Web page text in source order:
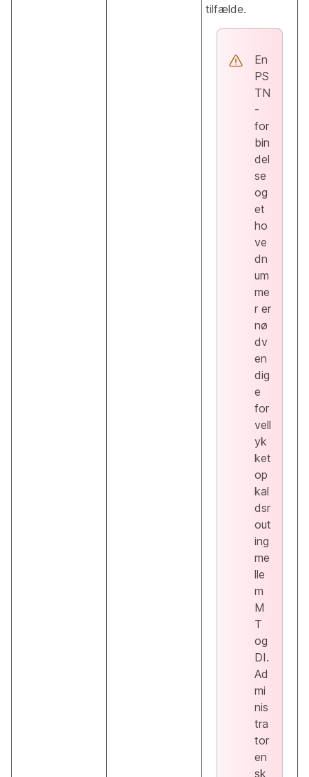
tilfælde.
En
PS
TN
-
for
bin
del
se
og
et
ho
ve
dn
um
me
r er
nø
dv
en
dig
e
for
vell
yk
ket
op
kal
dsr
out
ing
me
lle
m
M
T
og
DI.
Ad
mi
nis
tra
tor
en
sk